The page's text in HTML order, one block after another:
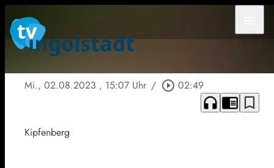
Mi., 02.08.2023 , 15:07 Uhr / play_circle_outline 02:49
headphones chrome_reader_mode bookmark_border
Kipfenberg